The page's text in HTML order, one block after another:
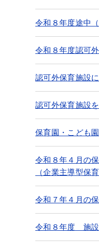
令和８年度途中
令和８年度認可
認可外保育施設
認可外保育施設
保育園・こども
令和８年４月の
（企業主導型保
令和７年４月の
令和８年度 施設